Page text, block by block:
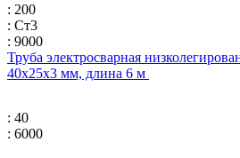
: 200
: Ст3
: 9000
Труба электросварная
40х25х3 мм, длина 6 м
: 40
: 6000